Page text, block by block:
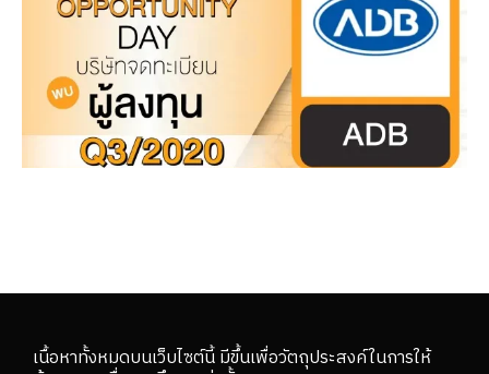
เนื้อหาทั้งหมดบนเว็บไซต์นี้ มีขึ้นเพื่อวัตถุประสงค์ในการให้